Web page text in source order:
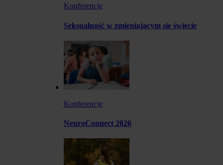
Konferencje
Seksualność w zmieniającym się świecie
Konferencje
NeuroConnect 2026